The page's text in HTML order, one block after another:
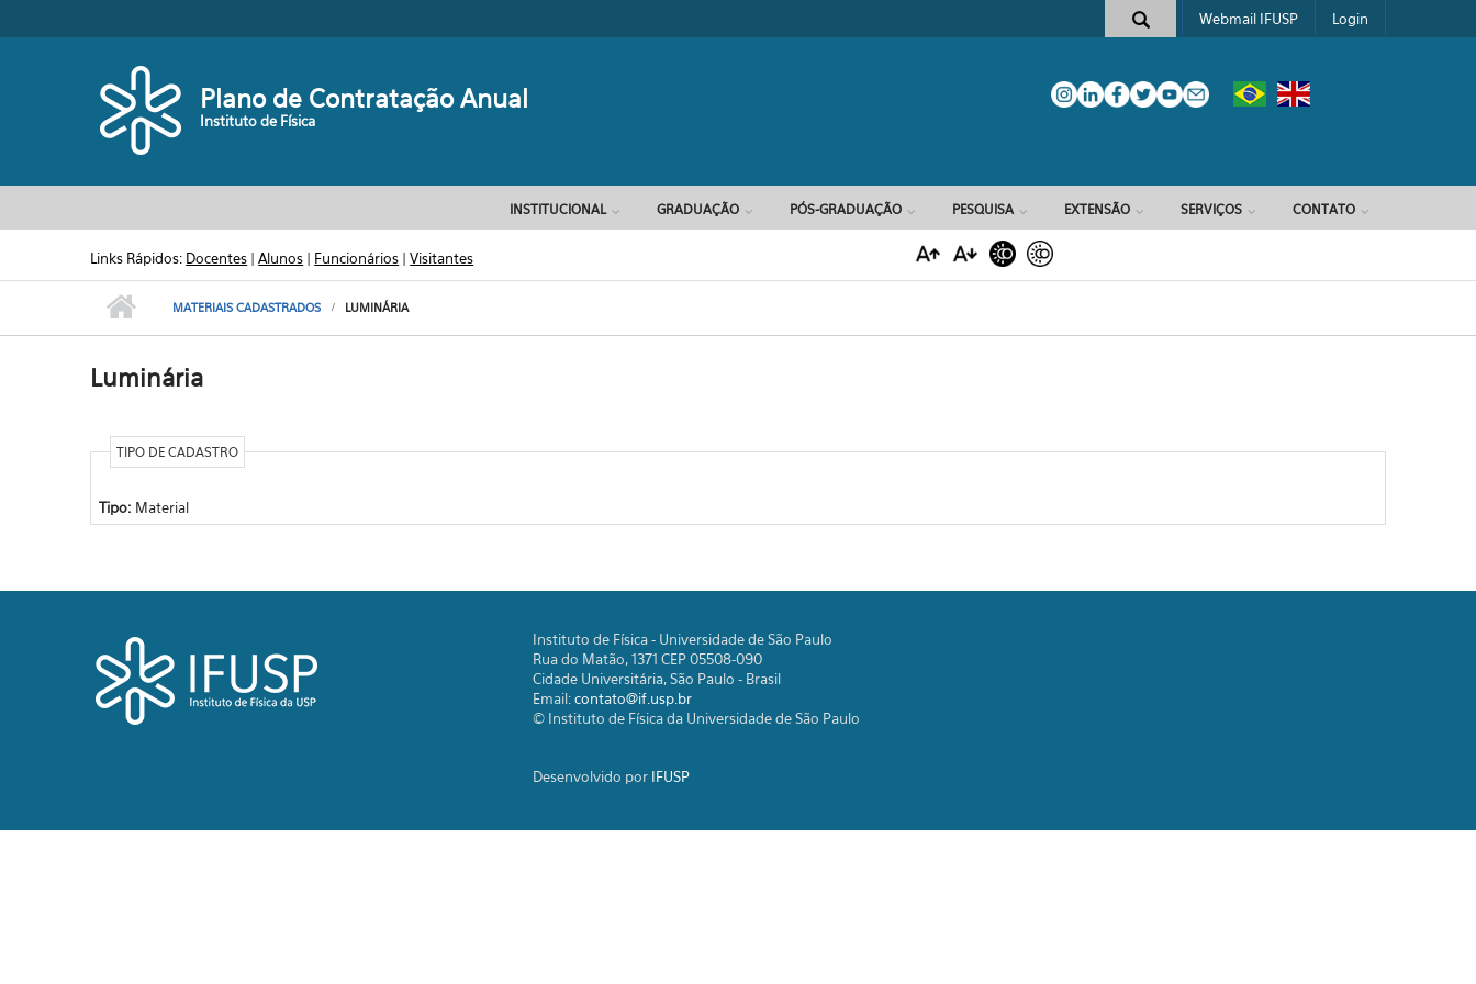
Formulário de busca
Webmail IFUSP Login
Plano de Contratação Anual
Instituto de Física
INSTITUCIONAL GRADUAÇÃO PÓS-GRADUAÇÃO PESQUISA EXTENSÃO SERVIÇOS CONTATO
Links Rápidos: Docentes |Alunos | Funcionários |Visitantes
MATERIAIS CADASTRADOS LUMINÁRIA
Luminária
TIPO DE CADASTRO
Tipo: Material
Instituto de Física - Universidade de São Paulo
Rua do Matão, 1371 CEP 05508-090
Cidade Universitária, São Paulo - Brasil
Email:contato@if.usp.br
© Instituto de Física da Universidade de São Paulo
Desenvolvido por IFUSP